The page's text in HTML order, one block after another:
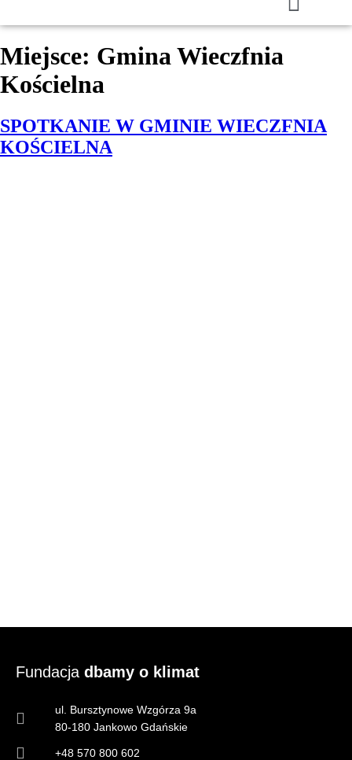
Miejsce: Gmina Wieczfnia
Kościelna
SPOTKANIE W GMINIE WIECZFNIA
KOŚCIELNA
Fundacja dbamy o klimat
ul. Bursztynowe Wzgórza 9a
80-180 Jankowo Gdańskie
+48 570 800 602